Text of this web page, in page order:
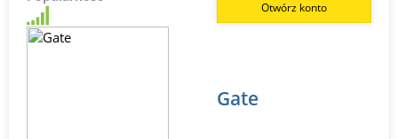
Otwórz konto
Gate